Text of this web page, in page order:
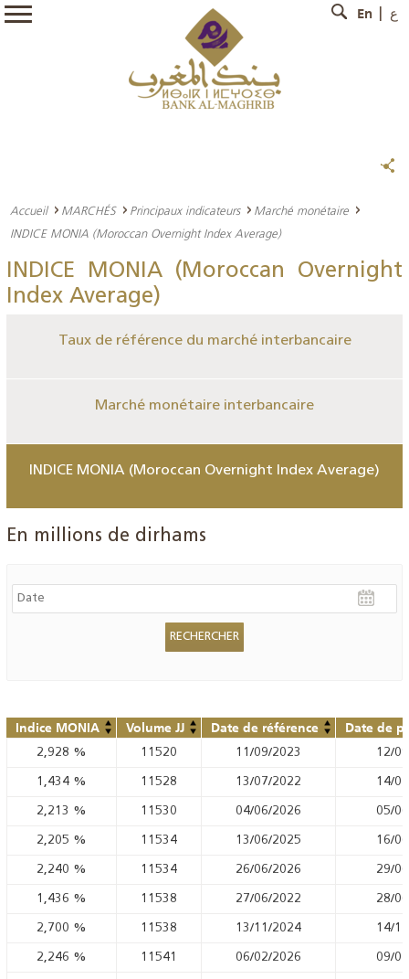
En ع
Accueil MARCHÉS Principaux indicateurs
Marché monétaire
INDICE MONIA (Moroccan Overnight Index Average)
INDICE MONIA (Moroccan Overnight
Index Average)
Taux de référence du marché interbancaire
Marché monétaire interbancaire
INDICE MONIA (Moroccan Overnight Index Average)
En millions de dirhams
Indice MONIA Volume JJ Date de référence Date de
2,928 % 11520 11/09/2023 12/
1,434 % 11528 13/07/2022 14/
2,213 % 11530 04/06/2026 05/
2,205 % 11534 13/06/2025 16/
2,240 % 11534 26/06/2026 29/
1,436 % 11538 27/06/2022 28/
2,700 % 11538 13/11/2024 14/
2,246 % 11541 06/02/2026 09/